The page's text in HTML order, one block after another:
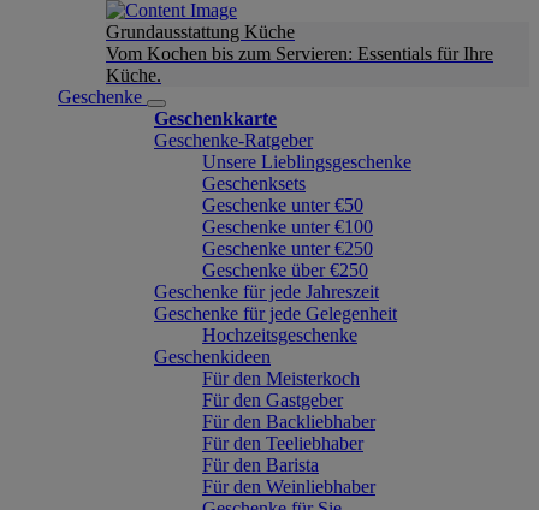
Grundausstattung Küche
Vom Kochen bis zum Servieren: Essentials für Ihre
Küche.
Geschenke
Geschenkkarte
Geschenke-Ratgeber
Unsere Lieblingsgeschenke
Geschenksets
Geschenke unter €50
Geschenke unter €100
Geschenke unter €250
Geschenke über €250
Geschenke für jede Jahreszeit
Geschenke für jede Gelegenheit
Hochzeitsgeschenke
Geschenkideen
Für den Meisterkoch
Für den Gastgeber
Für den Backliebhaber
Für den Teeliebhaber
Für den Barista
Für den Weinliebhaber